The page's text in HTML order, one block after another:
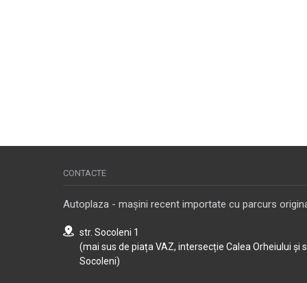
CONTACTE
Autoplaza - mașini recent importate cu parcurs
str. Socoleni 1
(mai sus de piața VAZ, intersecție Calea Orheiului și
Socoleni)